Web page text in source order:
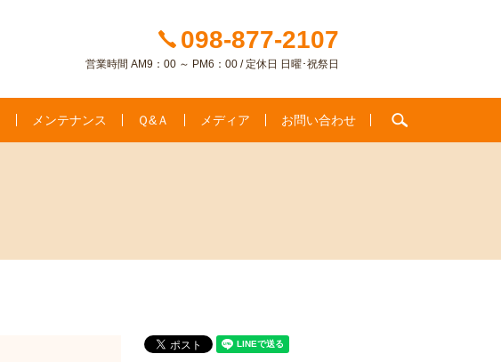
098-877-2107
営業時間 AM9：00 ～ PM6：00 / 定休日 日曜･祝祭日
メンテナンス Ｑ&Ａ メディア お問い合わせ